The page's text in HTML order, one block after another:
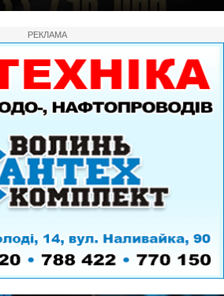
РЕКЛАМА